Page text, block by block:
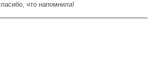
что напомнила!